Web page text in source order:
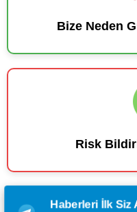
Bize Neden
Risk
Haberleri İlk Siz